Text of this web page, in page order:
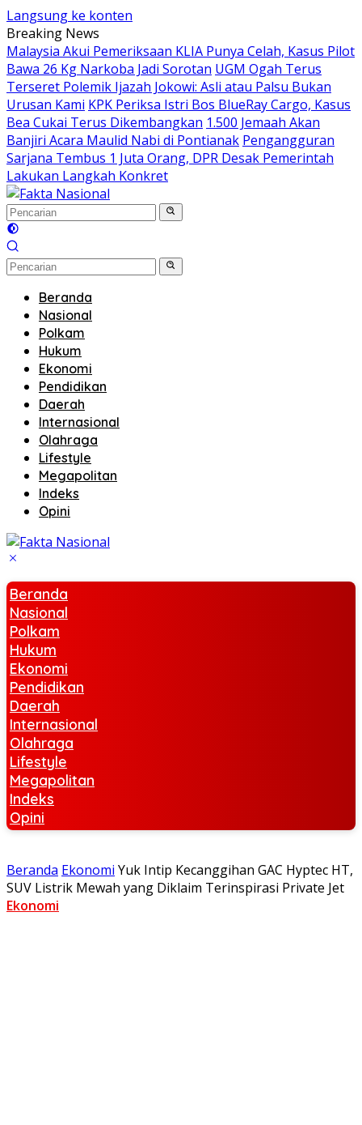
Langsung ke konten
Breaking News
Malaysia Akui Pemeriksaan KLIA Punya Celah, Kasus Pilot
Bawa 26 Kg Narkoba Jadi Sorotan UGM Ogah Terus
Terseret Polemik Ijazah Jokowi: Asli atau Palsu Bukan
Urusan Kami KPK Periksa Istri Bos BlueRay Cargo, Kasus
Bea Cukai Terus Dikembangkan 1.500 Jemaah Akan
Banjiri Acara Maulid Nabi di Pontianak Pengangguran
Sarjana Tembus 1 Juta Orang, DPR Desak Pemerintah
Lakukan Langkah Konkret
Beranda
Nasional
Polkam
Hukum
Ekonomi
Pendidikan
Daerah
Internasional
Olahraga
Lifestyle
Megapolitan
Indeks
Opini
Beranda
Nasional
Polkam
Hukum
Ekonomi
Pendidikan
Daerah
Internasional
Olahraga
Lifestyle
Megapolitan
Indeks
Opini
Beranda Ekonomi Yuk Intip Kecanggihan GAC Hyptec HT,
SUV Listrik Mewah yang Diklaim Terinspirasi Private Jet
Ekonomi